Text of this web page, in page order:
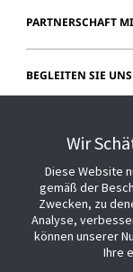
PARTNERSCHAFT
BEGLEITEN SIE UNS
Wir
Diese Website
gemäß der
Zwecken, zu
Analyse,
können unserer
Ihre